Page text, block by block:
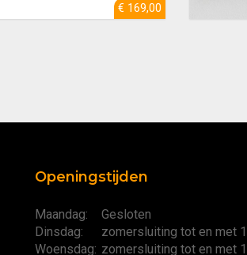
€ 169,00
Openingstijden
Maandag:
Gesloten
Dinsdag:
zomersluiting tot en met
Woensdag: zomersluiting tot en met